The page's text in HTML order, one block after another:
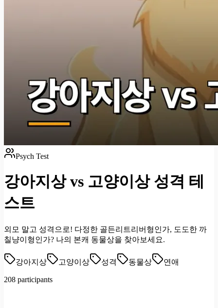
Psych Test
강아지상 vs 고양이상 성격 테
스트
외모 말고 성격으로! 다정한 골든리트리버형인가, 도도한 까
칠냥이형인가? 나의 본캐 동물상을 찾아보세요.
강아지상 고양이상 성격 동물상 연애
208 participants